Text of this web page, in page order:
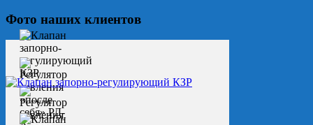
Фото наших клиентов